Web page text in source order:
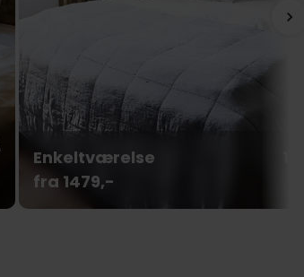
Enkeltværelse
fra 1479,-